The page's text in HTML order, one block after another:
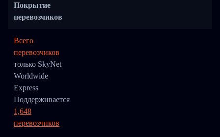
Покрытие
перевозчиков
Всего
перевозчиков
только SkyNet
Worldwide
Express
Поддерживается
1,648
перевозчиков